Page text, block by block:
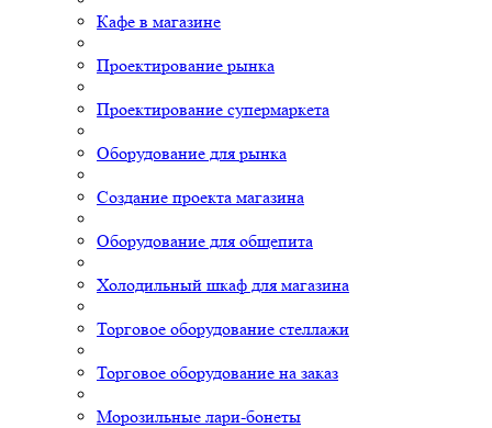
Кафе в магазине
Проектирование рынка
Проектирование супермаркета
Оборудование для рынка
Создание проекта магазина
Оборудование для общепита
Холодильный шкаф для магазина
Торговое оборудование стеллажи
Торговое оборудование на заказ
Морозильные лари-бонеты